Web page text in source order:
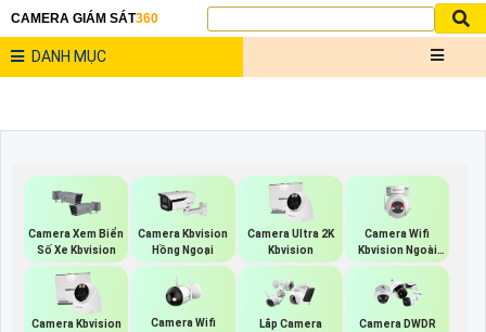
CAMERA GIÁM SÁT360
DANH MỤC
Camera Xem Biển
Số Xe Kbvision
Camera Kbvision
Hồng Ngoại
Camera Ultra 2K
Kbvision
Camera Wifi
Kbvision Ngoài
Trời 360
Camera Kbvision
Camera Wifi
Lắp Camera
Camera DWDR